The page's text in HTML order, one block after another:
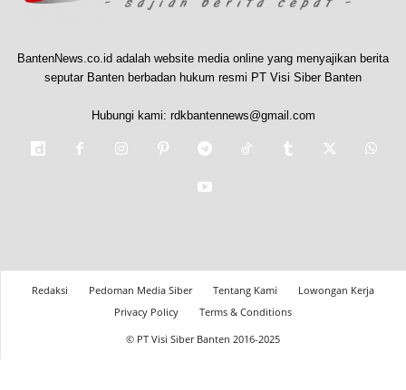
BantenNews.co.id adalah website media online yang menyajikan berita
seputar Banten berbadan hukum resmi PT Visi Siber Banten
Hubungi kami: rdkbantennews@gmail.com
Redaksi Pedoman Media Siber Tentang Kami
Lowongan Kerja
Privacy Policy
Terms & Conditions
© PT Visi Siber Banten 2016-2025